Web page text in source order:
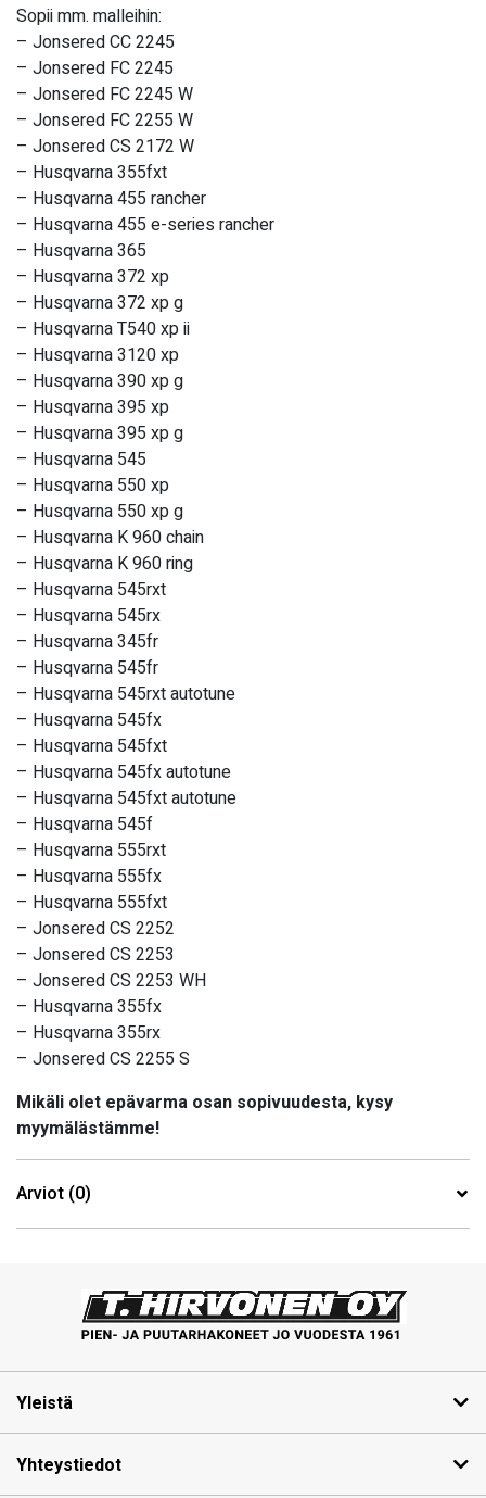
Sopii mm. malleihin:
– Jonsered CC 2245
– Jonsered FC 2245
– Jonsered FC 2245 W
– Jonsered FC 2255 W
– Jonsered CS 2172 W
– Husqvarna 355fxt
– Husqvarna 455 rancher
– Husqvarna 455 e-series rancher
– Husqvarna 365
– Husqvarna 372 xp
– Husqvarna 372 xp g
– Husqvarna T540 xp ii
– Husqvarna 3120 xp
– Husqvarna 390 xp g
– Husqvarna 395 xp
– Husqvarna 395 xp g
– Husqvarna 545
– Husqvarna 550 xp
– Husqvarna 550 xp g
– Husqvarna K 960 chain
– Husqvarna K 960 ring
– Husqvarna 545rxt
– Husqvarna 545rx
– Husqvarna 345fr
– Husqvarna 545fr
– Husqvarna 545rxt autotune
– Husqvarna 545fx
– Husqvarna 545fxt
– Husqvarna 545fx autotune
– Husqvarna 545fxt autotune
– Husqvarna 545f
– Husqvarna 555rxt
– Husqvarna 555fx
– Husqvarna 555fxt
– Jonsered CS 2252
– Jonsered CS 2253
– Jonsered CS 2253 WH
– Husqvarna 355fx
– Husqvarna 355rx
– Jonsered CS 2255 S
Mikäli olet epävarma osan sopivuudesta, kysy
myymälästämme!
Arviot (0)
Yleistä
Yhteystiedot